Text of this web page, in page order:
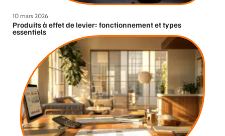
10 mars 2026
Produits à effet de levier: fonctionnement et types
essentiels